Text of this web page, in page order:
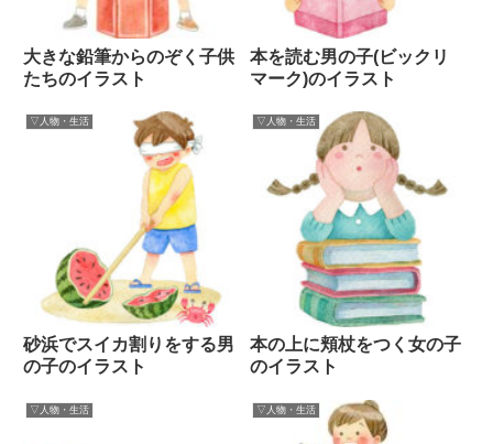
大きな鉛筆からのぞく子供
たちのイラスト
本を読む男の子(ビックリ
マーク)のイラスト
▽人物・生活
砂浜でスイカ割りをする男
の子のイラスト
▽人物・生活
本の上に頬杖をつく女の子
のイラスト
▽人物・生活 ▽人物・生活